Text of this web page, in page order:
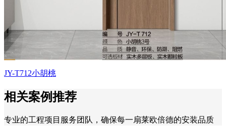
JY-T712小胡桃
相关案例推荐
专业的工程项目服务团队，确保每一扇莱欧倍德的安装品质